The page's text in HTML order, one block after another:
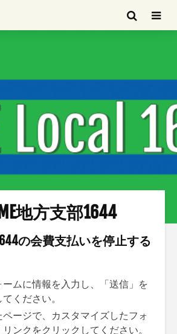
地方支部1644
1644の会費支払いを停止する
ームに情報を入力し、「送信」を
ください。
ージで、カスタマイズしたフォ
ンクをクリックしてください。